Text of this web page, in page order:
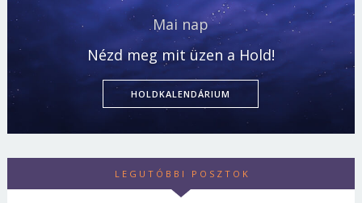
Mai nap
Nézd meg mit üzen a Hold!
HOLDKALENDÁRIUM
LEGUTÓBBI POSZTOK